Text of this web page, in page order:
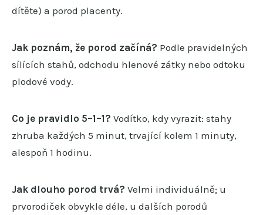
dítěte) a porod placenty.
Jak poznám, že porod začíná? Podle pravidelných
sílících stahů, odchodu hlenové zátky nebo odtoku
plodové vody.
Co je pravidlo 5–1–1? Vodítko, kdy vyrazit: stahy
zhruba každých 5 minut, trvající kolem 1 minuty,
alespoň 1 hodinu.
Jak dlouho porod trvá? Velmi individuálně; u
prvorodiček obvykle déle, u dalších porodů